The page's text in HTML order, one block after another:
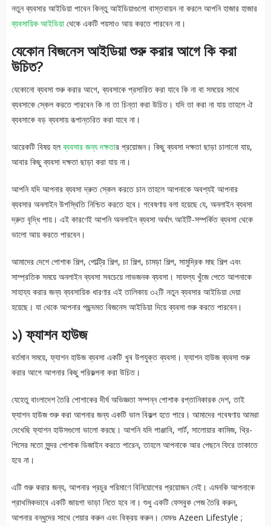
নতুন ব্যবসার আইডিয়া পাবেন কিন্তু আইডিয়াগুলো বাস্তবায়ন না করলে আপনি হাজার হাজার
ব্যবসায়িক আইডিয়া থেকে একটি পয়সাও আয় করতে পারবেন না।
যেকোন বিজনেস আইডিয়া শুরু করার আগে কি করা
উচিত?
যেকোনো ব্যবসা শুরু করার আগে, ব্যবসাকে প্রসারিত করা যাবে কি না বা সময়ের সাথে
ব্যবসাকে স্কেল করতে পারবেন কি না তা চিন্তা করা উচিত। যদি তা করা না যায় তাহলে ঐ
ব্যবসাকে বড় ব্যবসায় রূপান্তরিত করা যাবে না।
আরেকটি বিষয় হলব্যবসার জন্য দক্ষতার প্রয়োজন। কিছু ব্যবসা দক্ষতা ছাড়া চালানো যায়,
আবার কিছু ব্যবসা দক্ষতা ছাড়া করা যায় না।
আপনি যদি আপনার ব্যবসা দ্রুত স্কেল করতে চান তাহলে আপনাকে অবশ্যই আপনার
ব্যবসার অনলাইন উপস্থিতি নিশ্চিত করতে হবে। গবেষণায় বলা হয়েছে যে, অনলাইন ব্যবসা
দ্রুত বৃদ্ধি পায়। এই কারণেই আপনি অনলাইন ব্যবসা অর্থাৎ আইটি-সম্পর্কিত ব্যবসা থেকে
ভালো আয় করতে পারবেন।
আমাদের দেশে পোশাক শিল্প, পোল্ট্রি শিল্প, চা শিল্প, চামড়া শিল্প, সামুদ্রিক মাছ শিল্প এবং
সাম্প্রতিক সময়ে অনলাইন ব্যবসা সবচেয়ে লাভজনক ব্যবসা। সাফল্য খুঁজে পেতে আপনাকে
সাহায্য করার জন্য ব্যবসায়িক ধারণার এই তালিকায় ৩২টি নতুন ব্যবসার আইডিয়া দেয়া
হয়েছে। যা থেকে আপনার পছন্দমত বিজনেস আইডিয়া দিয়ে ব্যবসা শুরু করতে পারবেন।
১) ফ্যাশন হাউজ
বর্তমান সময়ে, ফ্যাশন হাউজ ব্যবসা একটি খুব উপযুক্ত ব্যবসা। ফ্যাশন হাউজ ব্যবসা শুরু
করার আগে আপনার কিছু পরিকল্পনা করা উচিত।
যেহেতু বাংলাদেশ তৈরি পোশাকের দীর্ঘ অভিজ্ঞতা সম্পন্ন পোশাক রপ্তানিকারক দেশ, তাই
ফ্যাশন হাউজ শুরু করা আপনার জন্য একটি ভাল বিকল্প হতে পারে। আমাদের গবেষণায় আমরা
দেখেছি ফ্যাশন হাউসগুলো ভালো করছে। আপনি যদি পাঞ্জাবি, শার্ট, সালোয়ার কামিজ, থ্রি-
পিসের মতো সুন্দর পোশাক ডিজাইন করতে পারেন, তাহলে আপনাকে আর পেছনে ফিরে তাকাতে
হবে না।
এটি শুরু করার জন্য, আপনার প্রচুর পরিমাণে বিনিয়োগের প্রয়োজন নেই। এমনকি আপনাকে
প্রাথমিকভাবে একটি জায়গা ভাড়া নিতে হবে না। শুধু একটি ফেসবুক পেজ তৈরি করুন,
আপনার বন্ধুদের সাথে শেয়ার করুন এবং বিক্রয় করুন। যেমনঃ Azeen Lifestyle ;